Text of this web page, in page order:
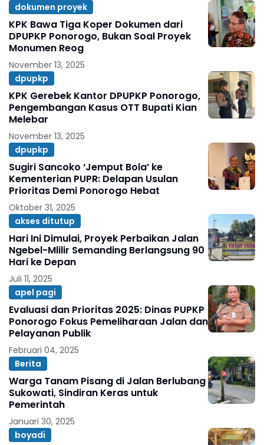
dokumen proyek
KPK Bawa Tiga Koper Dokumen dari
DPUPKP Ponorogo, Bukan Soal Proyek
Monumen Reog
November 13, 2025
dpupkp
KPK Gerebek Kantor DPUPKP Ponorogo,
Pengembangan Kasus OTT Bupati Kian
Melebar
November 13, 2025
dpupkp
Sugiri Sancoko ‘Jemput Bola’ ke
Kementerian PUPR: Delapan Usulan
Prioritas Demi Ponorogo Hebat
Oktober 31, 2025
akses ditutup
Hari Ini Dimulai, Proyek Perbaikan Jalan
Ngebel-Mlilir Semanding Berlangsung 90
Hari ke Depan
Juli 11, 2025
apel pagi
Evaluasi dan Prioritas 2025: Dinas PUPKP
Ponorogo Fokus Pemeliharaan Jalan dan
Pelayanan Publik
Februari 04, 2025
Berita
Warga Tanam Pisang di Jalan Berlubang
Sukowati, Sindiran Keras untuk
Pemerintah
Januari 30, 2025
boyadi